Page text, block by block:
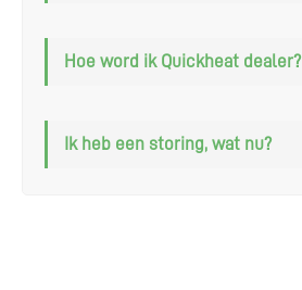
Hoe word ik Quickheat dealer?
Ik heb een storing, wat nu?